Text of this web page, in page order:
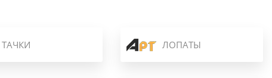
ТАЧКИ ЛОПАТЫ